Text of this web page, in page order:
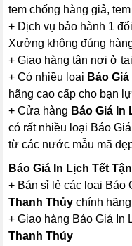
tem chống hàng giả,
+ Dịch vụ bảo hành 1
Xưởng không đúng
+ Giao hàng tận nơi ở
+ Có nhiều loại Báo
hãng cao cấp cho bạn
+ Cửa hàng Báo Giá
có rất nhiều loại Báo
từ các nước mẫu mã
Báo Giá In Lịch Tết
+ Bán sỉ lẻ các loại Báo
Thanh Thủy chính
+ Giao hàng Báo Giá
Thanh Thủy